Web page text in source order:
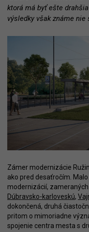
ktorá má byť ešte
výsledky však známe nie
Zámer modernizácie
ako pred desaťročím.
modernizácií,
Dúbravsko-karloveskú,
dokončená, druhá
pritom o mimoriadne
spojenie centra mesta s